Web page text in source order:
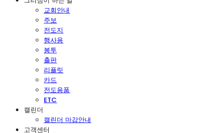
교회안내
주보
전도지
행사용
봉투
출판
리플릿
카드
전도용품
ETC
캘린더
캘린더 마감안내
고객센터